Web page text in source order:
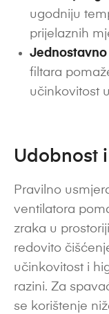
ugodniju
prijelaznih
filtara
učinkovitost
Udobnost
Pravilno
ventilatora
zraka u
redovito
učinkovitost i
razini. Za
se korištenje